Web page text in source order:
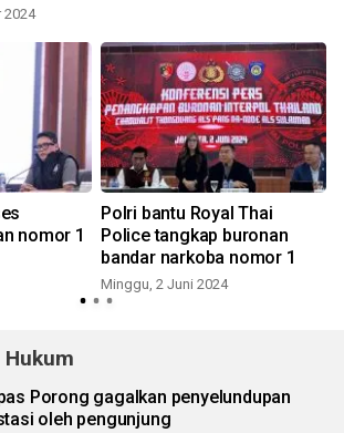
2024
nomor 1
Polri bantu Royal Thai
Police tangkap buronan
bandar narkoba nomor 1
Minggu, 2 Juni 2024
Porong gagalkan penyelundupan
oleh pengunjung